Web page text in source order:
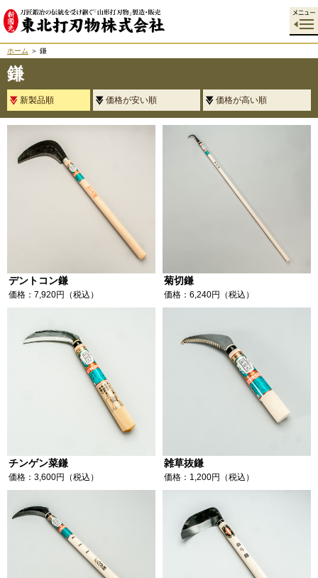
ホーム ＞ 鎌
鎌
新製品順 価格が安い順 価格が高い順
デントコン鎌
価格：7,920円（税込）
菊切鎌
価格：6,240円（税込）
チンゲン菜鎌
価格：3,600円（税込）
雑草抜鎌
価格：1,200円（税込）